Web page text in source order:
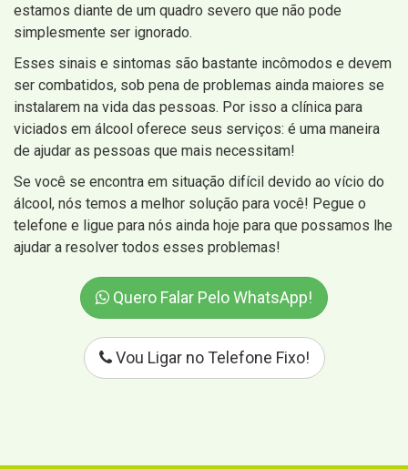
estamos diante de um quadro severo que não pode
simplesmente ser ignorado.
Esses sinais e sintomas são bastante incômodos e devem
ser combatidos, sob pena de problemas ainda maiores se
instalarem na vida das pessoas. Por isso a clínica para
viciados em álcool oferece seus serviços: é uma maneira
de ajudar as pessoas que mais necessitam!
Se você se encontra em situação difícil devido ao vício do
álcool, nós temos a melhor solução para você! Pegue o
telefone e ligue para nós ainda hoje para que possamos lhe
ajudar a resolver todos esses problemas!
Quero Falar Pelo WhatsApp!
Vou Ligar no Telefone Fixo!